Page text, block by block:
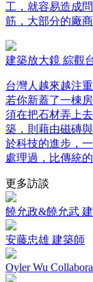
工，就容易造成
筋，大部分的廠
建築放大鏡 綜觀
台灣人越來越注
若你新蓋了一棟
須在把石材弄上
築，則藉由磁磚
於科技的進步，
處理過，比傳統
更多訪談
饒允政&饒允武
安藤忠雄 建築師
Oyler Wu